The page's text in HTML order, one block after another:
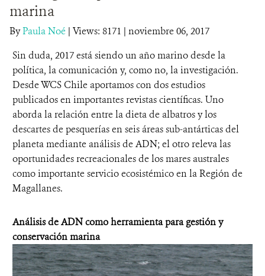
marina
ByPaula Noé | Views: 8171 | noviembre 06, 2017
Sin duda, 2017 está siendo un año marino desde la
política, la comunicación y, como no, la investigación.
Desde WCS Chile aportamos con dos estudios
publicados en importantes revistas científicas. Uno
aborda la relación entre la dieta de albatros y los
descartes de pesquerías en seis áreas sub-antárticas del
planeta mediante análisis de ADN; el otro releva las
oportunidades recreacionales de los mares australes
como importante servicio ecosistémico en la Región de
Magallanes.
Análisis de ADN como herramienta para gestión y
conservación marina